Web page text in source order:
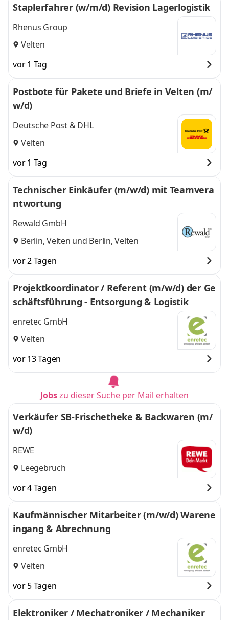
Staplerfahrer (w/m/d) Revision Lagerlogistik
Rhenus Group
Velten
vor 1 Tag
Postbote für Pakete und Briefe in Velten (m/
w/d)
Deutsche Post & DHL
Velten
vor 1 Tag
Technischer Einkäufer (m/w/d) mit Teamvera
ntwortung
Rewald GmbH
Berlin, Velten und Berlin, Velten
vor 2 Tagen
Projektkoordinator / Referent (m/w/d) der Ge
schäftsführung - Entsorgung & Logistik
enretec GmbH
Velten
vor 13 Tagen
Jobszu dieser Suche per Mail erhalten
Verkäufer SB-Frischetheke & Backwaren (m/
w/d)
REWE
Leegebruch
vor 4 Tagen
Kaufmännischer Mitarbeiter (m/w/d) Warene
ingang & Abrechnung
enretec GmbH
Velten
vor 5 Tagen
Elektroniker / Mechatroniker / Mechaniker